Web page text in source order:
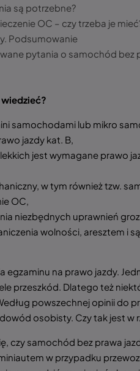
są potrzebne?
OC – czy trzeba je
Podsumowanie
pytania o samochód bez
samochodami lub mikro
jazdy kat. B,
jest wymagane prawo
w tym również tzw.
OC,
niezbędnych uprawnień
wolności, aresztem i
egzaminu na prawo jazdy.
przeszkód. Dlatego też
powszechnej opinii do
osobisty. Czy tak jest w
czy samochód bez prawa
w przypadku